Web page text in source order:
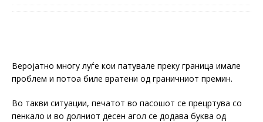
Веројатно многу луѓе кои патувале преку граница имале
проблем и потоа биле вратени од граничниот премин.
Во такви ситуации, печатот во пасошот се прецртува со
пенкало и во долниот десен агол се додава буква од